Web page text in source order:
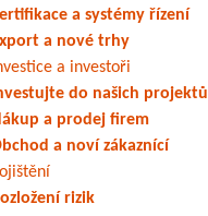
a systémy řízení
a nové trhy
a investoři
do našich projektů
a prodej firem
a noví zákaznící
rizik